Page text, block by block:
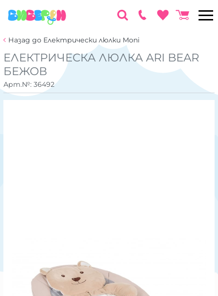
Назад до Електрически люлки Moni
ЕЛЕКТРИЧЕСКА ЛЮЛКА ARI BEAR
БЕЖОВ
Арт.№: 36492